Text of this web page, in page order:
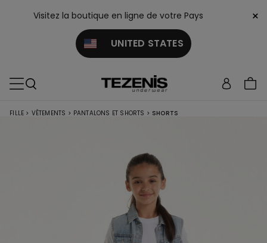
Visitez la boutique en ligne de votre Pays
UNITED STATES
×
FILLE > VÊTEMENTS > PANTALONS ET SHORTS > SHORTS